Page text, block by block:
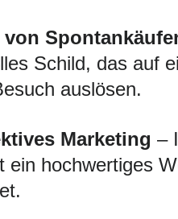
Schild, das auf
auslösen.
Marketing –
ein hochwertiges